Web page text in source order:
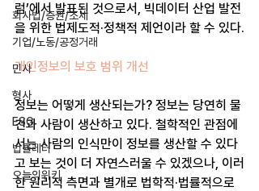
회사법/증권/조세
기업/노동/공정거래
민사
형사
ESG
법률레터
오늘의위키
럼’에서 발표된 것으로서, 빅데이터 산업 발전
을 위한 법제도적·정책적 제언이라 할 수 있다.
개인정보의 보호 범위 개선
정보는 어떻게 생산되는가? 정보는 당연히 물
건과 사람이 생산하고 있다. 철학적인 관점에
서는 사람의 인식만이 정보를 생산할 수 있다
고 보는 것이 더 자연스러울 수 있겠으나, 이러
한 원리적 측면과 별개로 법학적·법률적으로